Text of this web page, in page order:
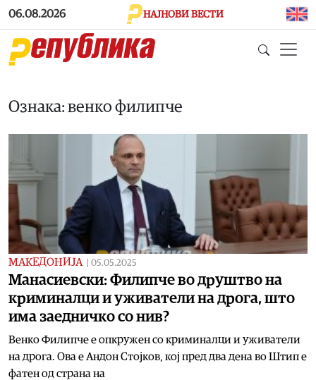
Skip to main content
06.08.2026 НАЈНОВИ ВЕСТИ
Ознака: венко филипче
МАКЕДОНИЈА 05.05.2025
Манасиевски: Филипче во друштво на
криминалци и уживатели на дрога, што
има заедничко со нив?
Венко Филипче е опкружен со криминалци и уживатели
на дрога. Ова е Андон Стојков, кој пред два дена во Штип е
фатен од страна на